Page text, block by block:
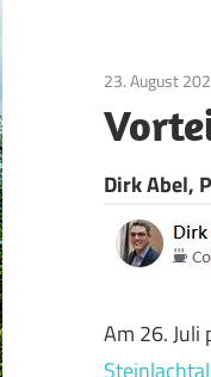
23. August
Dirk Abel,
Am 26. Juli